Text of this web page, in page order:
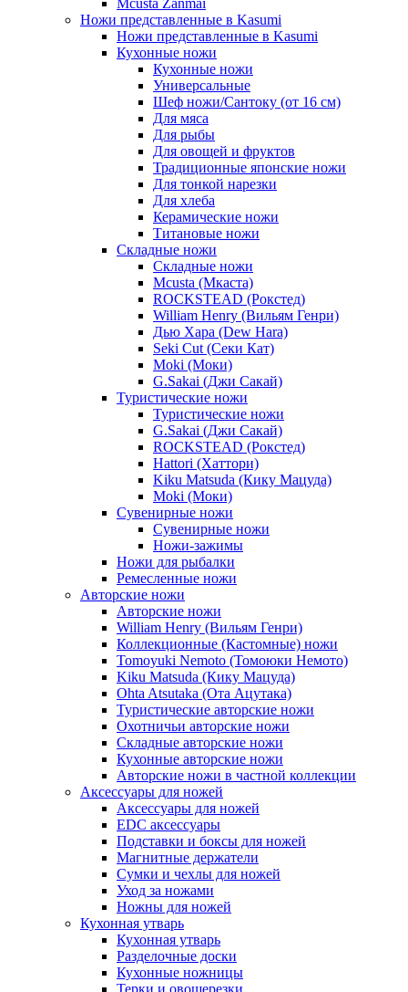
Ножи представленные в Kasumi
Ножи представленные в Kasumi
Кухонные ножи
Кухонные ножи
Универсальные
Шеф ножи/Сантоку (от 16 см)
Для мяса
Для рыбы
Для овощей и фруктов
Традиционные японские ножи
Для тонкой нарезки
Для хлеба
Керамические ножи
Титановые ножи
Складные ножи
Складные ножи
Mcusta (Мкаста)
ROCKSTEAD (Рокстед)
William Henry (Вильям Генри)
Дью Хара (Dew Hara)
Seki Cut (Секи Кат)
Moki (Моки)
G.Sakai (Джи Сакай)
Туристические ножи
Туристические ножи
G.Sakai (Джи Сакай)
ROCKSTEAD (Рокстед)
Hattori (Хаттори)
Kiku Matsuda (Кику Мацуда)
Moki (Моки)
Сувенирные ножи
Сувенирные ножи
Ножи-зажимы
Ножи для рыбалки
Ремесленные ножи
Авторские ножи
Авторские ножи
William Henry (Вильям Генри)
Коллекционные (Кастомные) ножи
Tomoyuki Nemoto (Томоюки Немото)
Kiku Matsuda (Кику Мацуда)
Ohta Atsutaka (Ота Ацутака)
Туристические авторские ножи
Охотничьи авторские ножи
Складные авторские ножи
Кухонные авторские ножи
Авторские ножи в частной коллекции
Аксессуары для ножей
Аксессуары для ножей
EDC аксессуары
Подставки и боксы для ножей
Магнитные держатели
Сумки и чехлы для ножей
Уход за ножами
Ножны для ножей
Кухонная утварь
Кухонная утварь
Разделочные доски
Кухонные ножницы
Терки и овощерезки